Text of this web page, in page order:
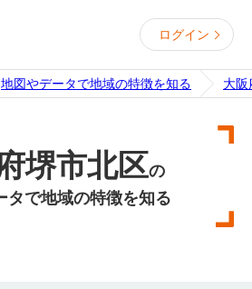
ログイン
地図やデータで地域の特徴を知る 大阪
堺市北区の
タで地域の特徴を知る